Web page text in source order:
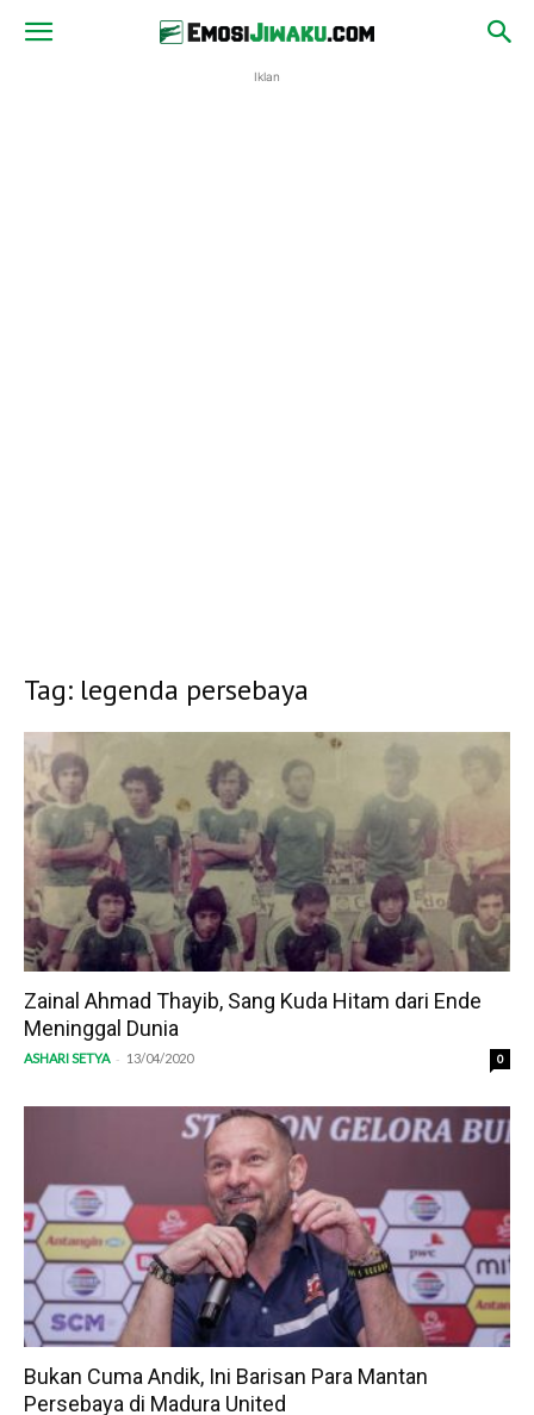
Iklan
Tag: legenda persebaya
Zainal Ahmad Thayib, Sang Kuda Hitam dari Ende
Meninggal Dunia
ASHARI SETYA - 13/04/2020 0
Bukan Cuma Andik, Ini Barisan Para Mantan
Persebaya di Madura United